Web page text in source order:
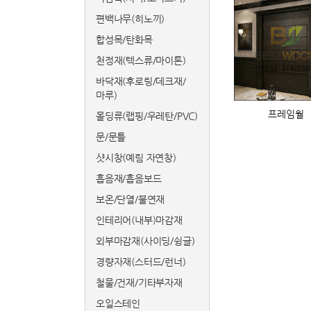
편백나무(히노끼)
합성목/탄화목
천정재(텍스류/마이톤)
바닥재(후로링/데크재/
마루)
몰딩류(랩핑/우레탄/PVC)
문/문틀
샷시창(예림 자연창)
흡음재/흡음보드
보온/단열/불연재
인테리어(내부)마감재
외부마감재(사이딩/슁글)
경량자재(스터드/런너)
철물/건재/기타부자재
오일스테인
프레임월